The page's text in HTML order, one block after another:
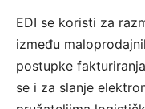
EDI se koristi za
između
postupke
se i za slanje